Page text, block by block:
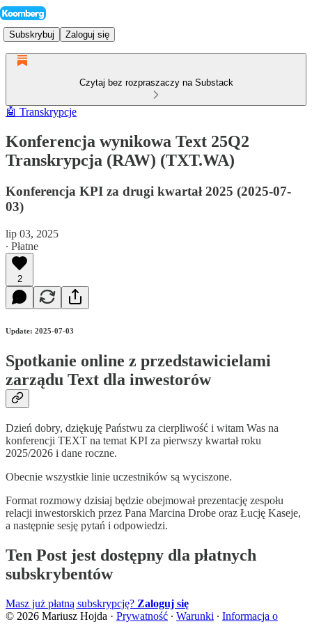
Subskrybuj Zaloguj się
Czytaj bez rozpraszaczy na Substack
🤖 Transkrypcje
Konferencja wynikowa Text 25Q2
Transkrypcja (RAW) (TXT.WA)
Konferencja KPI za drugi kwartał 2025 (2025-07-
03)
lip 03, 2025
∙ Płatne
2
Update: 2025-07-03
Spotkanie online z przedstawicielami
zarządu Text dla inwestorów
Dzień dobry, dziękuję Państwu za cierpliwość i witam Was na
konferencji TEXT na temat KPI za pierwszy kwartał roku
2025/2026 i dane roczne.
Obecnie wszystkie linie uczestników są wyciszone.
Format rozmowy dzisiaj będzie obejmował prezentację zespołu
relacji inwestorskich przez Pana Marcina Drobe oraz Łucję Kaseje,
a następnie sesję pytań i odpowiedzi.
Ten Post jest dostępny dla płatnych
subskrybentów
Masz już płatną subskrypcję? Zaloguj się
© 2026 Mariusz Hojda · Prywatność ∙ Warunki ∙ Informacja o